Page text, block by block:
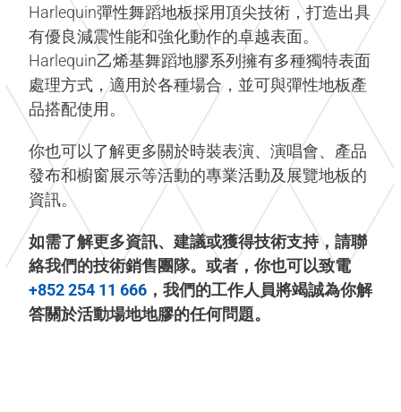
Harlequin彈性舞蹈地板採用頂尖技術，打造出具
有優良減震性能和強化動作的卓越表面。
Harlequin乙烯基舞蹈地膠系列擁有多種獨特表面
處理方式，適用於各種場合，並可與彈性地板產
品搭配使用。
你也可以了解更多關於時裝表演、演唱會、產品
發布和櫥窗展示等活動的專業活動及展覽地板的
資訊。
如需了解更多資訊、建議或獲得技術支持，請聯
絡我們的技術銷售團隊。或者，你也可以致電
+852 254 11 666 ，我們的工作人員將竭誠為你解
答關於活動場地地膠的任何問題。